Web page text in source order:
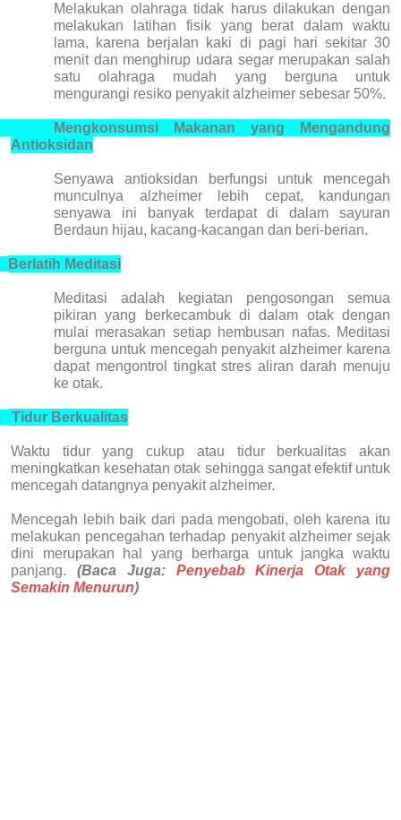
Melakukan olahraga tidak harus dilakukan dengan
melakukan latihan fisik yang berat dalam waktu
lama, karena berjalan kaki di pagi hari sekitar 30
menit dan menghirup udara segar merupakan salah
satu olahraga mudah yang berguna untuk
mengurangi resiko penyakit alzheimer sebesar 50%.
Mengkonsumsi Makanan yang Mengandung
Antioksidan
Senyawa antioksidan berfungsi untuk mencegah
munculnya alzheimer lebih cepat, kandungan
senyawa ini banyak terdapat di dalam sayuran
Berdaun hijau, kacang-kacangan dan beri-berian.
Berlatih Meditasi
Meditasi adalah kegiatan pengosongan semua
pikiran yang berkecambuk di dalam otak dengan
mulai merasakan setiap hembusan nafas. Meditasi
berguna untuk mencegah penyakit alzheimer karena
dapat mengontrol tingkat stres aliran darah menuju
ke otak.
Tidur Berkualitas
Waktu tidur yang cukup atau tidur berkualitas akan
meningkatkan kesehatan otak sehingga sangat efektif untuk
mencegah datangnya penyakit alzheimer.
Mencegah lebih baik dari pada mengobati, oleh karena itu
melakukan pencegahan terhadap penyakit alzheimer sejak
dini merupakan hal yang berharga untuk jangka waktu
panjang. (Baca Juga: Penyebab Kinerja Otak yang
Semakin Menurun)